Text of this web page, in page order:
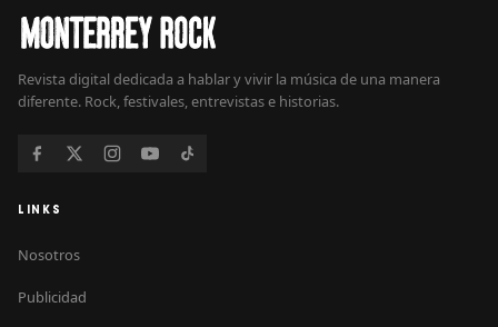
Revista digital dedicada a hablar y vivir la música de una manera
diferente. Rock, festivales, entrevistas e historias.
LINKS
Nosotros
Publicidad